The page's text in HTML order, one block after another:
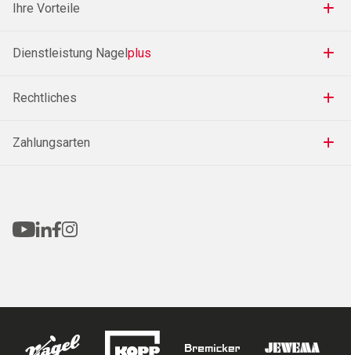
Ihre Vorteile
Dienstleistung Nagelplus
Rechtliches
Zahlungsarten